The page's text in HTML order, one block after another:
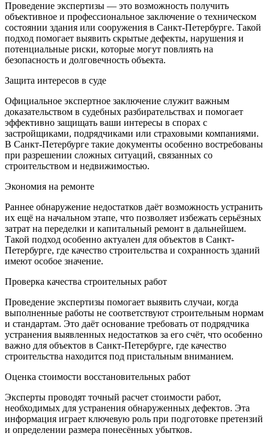
Проведение экспертизы — это возможность получить
объективное и профессиональное заключение о техническом
состоянии здания или сооружения в Санкт-Петербурге. Такой
подход помогает выявить скрытые дефекты, нарушения и
потенциальные риски, которые могут повлиять на
безопасность и долговечность объекта.
Защита интересов в суде
Официальное экспертное заключение служит важным
доказательством в судебных разбирательствах и помогает
эффективно защищать ваши интересы в спорах с
застройщиками, подрядчиками или страховыми компаниями.
В Санкт-Петербурге такие документы особенно востребованы
при разрешении сложных ситуаций, связанных со
строительством и недвижимостью.
Экономия на ремонте
Раннее обнаружение недостатков даёт возможность устранить
их ещё на начальном этапе, что позволяет избежать серьёзных
затрат на переделки и капитальный ремонт в дальнейшем.
Такой подход особенно актуален для объектов в Санкт-
Петербурге, где качество строительства и сохранность зданий
имеют особое значение.
Проверка качества строительных работ
Проведение экспертизы помогает выявить случаи, когда
выполненные работы не соответствуют строительным нормам
и стандартам. Это даёт основание требовать от подрядчика
устранения выявленных недостатков за его счёт, что особенно
важно для объектов в Санкт-Петербурге, где качество
строительства находится под пристальным вниманием.
Оценка стоимости восстановительных работ
Эксперты проводят точный расчет стоимости работ,
необходимых для устранения обнаруженных дефектов. Эта
информация играет ключевую роль при подготовке претензий
и определении размера понесённых убытков.